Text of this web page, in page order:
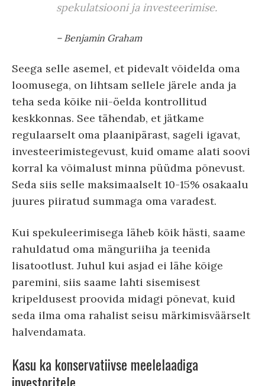
spekulatsiooni ja investeerimise.
– Benjamin Graham
Seega selle asemel, et pidevalt võidelda oma
loomusega, on lihtsam sellele järele anda ja
teha seda kõike nii-öelda kontrollitud
keskkonnas. See tähendab, et jätkame
regulaarselt oma plaanipärast, sageli igavat,
investeerimistegevust, kuid omame alati soovi
korral ka võimalust minna püüdma põnevust.
Seda siis selle maksimaalselt 10-15% osakaalu
juures piiratud summaga oma varadest.
Kui spekuleerimisega läheb kõik hästi, saame
rahuldatud oma mänguriiha ja teenida
lisatootlust. Juhul kui asjad ei lähe kõige
paremini, siis saame lahti sisemisest
kripeldusest proovida midagi põnevat, kuid
seda ilma oma rahalist seisu märkimisväärselt
halvendamata.
Kasu ka konservatiivse meelelaadiga